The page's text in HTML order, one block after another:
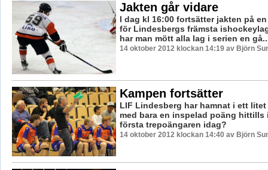
Jakten går vidare
I dag kl 16:00 fortsätter jakten på
för Lindesbergs främsta
har man mött alla lag i serien en
14 oktober 2012 klockan 14:19 av Björn
Kampen fortsätter
LIF Lindesberg har hamnat i ett
med bara en inspelad poäng hittills
första trepoängaren idag?
14 oktober 2012 klockan 14:40 av Björn